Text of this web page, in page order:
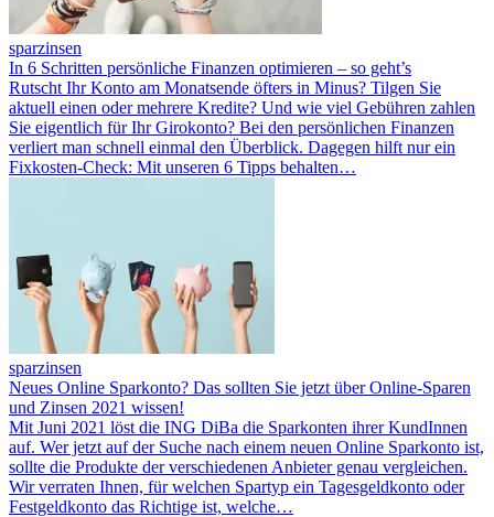
sparzinsen
In 6 Schritten persönliche Finanzen optimieren – so geht’s
Rutscht Ihr Konto am Monatsende öfters in Minus? Tilgen Sie
aktuell einen oder mehrere Kredite? Und wie viel Gebühren zahlen
Sie eigentlich für Ihr Girokonto? Bei den persönlichen Finanzen
verliert man schnell einmal den Überblick. Dagegen hilft nur ein
Fixkosten-Check: Mit unseren 6 Tipps behalten…
sparzinsen
Neues Online Sparkonto? Das sollten Sie jetzt über Online-Sparen
und Zinsen 2021 wissen!
Mit Juni 2021 löst die ING DiBa die Sparkonten ihrer KundInnen
auf. Wer jetzt auf der Suche nach einem neuen Online Sparkonto ist,
sollte die Produkte der verschiedenen Anbieter genau vergleichen.
Wir verraten Ihnen, für welchen Spartyp ein Tagesgeldkonto oder
Festgeldkonto das Richtige ist, welche…